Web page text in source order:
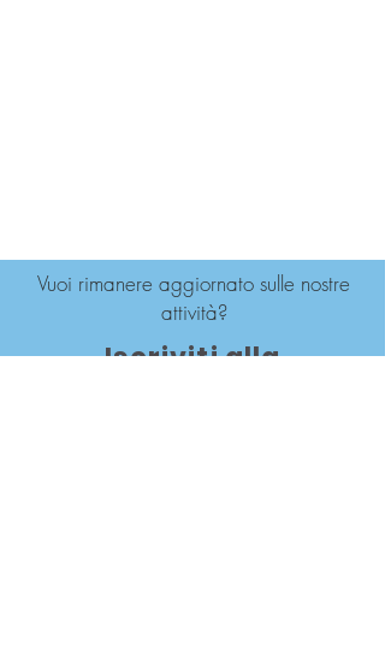
Vuoi rimanere aggiornato sulle nostre
attività?
Iscriviti alla